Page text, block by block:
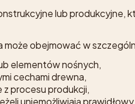
lub produkcyjne,
może obejmować w
elementów nośnych,
cechami drewna,
procesu produkcji,
uniemożliwiają